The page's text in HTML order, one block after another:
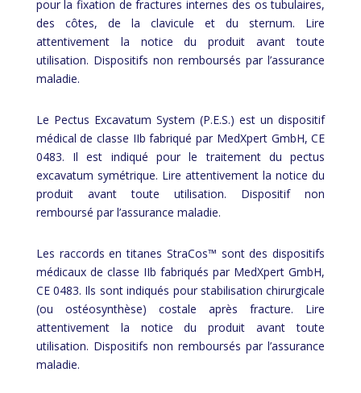
pour la fixation de fractures internes des os tubulaires,
des côtes, de la clavicule et du sternum. Lire
attentivement la notice du produit avant toute
utilisation. Dispositifs non remboursés par l’assurance
maladie.
Le Pectus Excavatum System (P.E.S.) est un dispositif
médical de classe IIb fabriqué par MedXpert GmbH, CE
0483. Il est indiqué pour le traitement du pectus
excavatum symétrique. Lire attentivement la notice du
produit avant toute utilisation. Dispositif non
remboursé par l’assurance maladie.
Les raccords en titanes StraCos™ sont des dispositifs
médicaux de classe IIb fabriqués par MedXpert GmbH,
CE 0483. Ils sont indiqués pour stabilisation chirurgicale
(ou ostéosynthèse) costale après fracture. Lire
attentivement la notice du produit avant toute
utilisation. Dispositifs non remboursés par l’assurance
maladie.